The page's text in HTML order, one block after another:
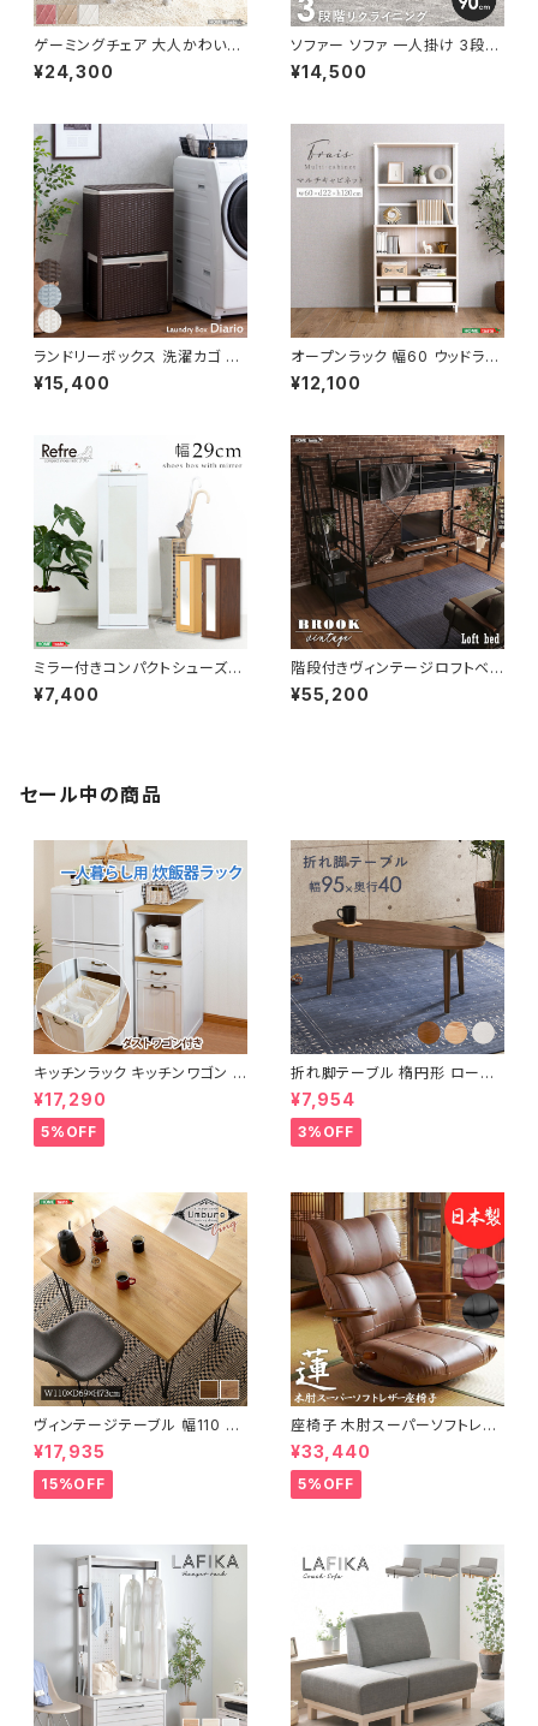
ゲーミングチェア 大人かわいい
チェア エレガントチェア ワーク
チェア オフィスチェア イス チェ
¥24,300
ソファー ソファ 一人掛け 3段階
リクライニング ローソファー 一
人暮らし 新生活 幅90
¥14,500
ランドリーボックス 洗濯カゴ 幅
50 奥行25 高さ80 完成品 新
生活 一人暮らし ランドリー収納
¥15,400
オープンラック 幅60 ウッドラッ
ク ラック シェルフ 収納棚 マル
チキャビネット ディスプレイラッ
¥12,100
ミラー付きコンパクトシューズラ
ック 幅29 シューズボックス シ
ューズラック 下駄箱 靴箱 玄関
¥7,400
階段付きヴィンテージロフトベッ
ド シングルベッド パイプベッド
ロフトベッド bed ロフト ハシゴ
¥55,200
セール中の商品
キッチンラック キッチンワゴン キ
ャスター付き 収納ラック 一人暮
らし スリムキッチンラック 幅30
cm 完成品
¥17,290
5%OFF
折れ脚テーブル 楕円形 ローテ
ーブル センターテーブル リビン
グテーブル 天然木 幅95 3色展
開
¥7,954
3%OFF
ヴィンテージテーブル 幅110 ダ
イニングテーブル リビングテー
ブル サイドテーブル 新生活 模
様替え
¥17,935
15%OFF
座椅子 木肘スーパーソフトレザ
ー座椅子 リクライニング回転座
椅子 座椅子 父の日 敬老の日
プレゼント 完成品
¥33,440
5%OFF